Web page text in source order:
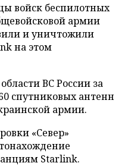
войск беспилотных
армии
и уничтожили
на этом
ВС России за
спутниковых антенн
армии.
«Север»
Starlink.